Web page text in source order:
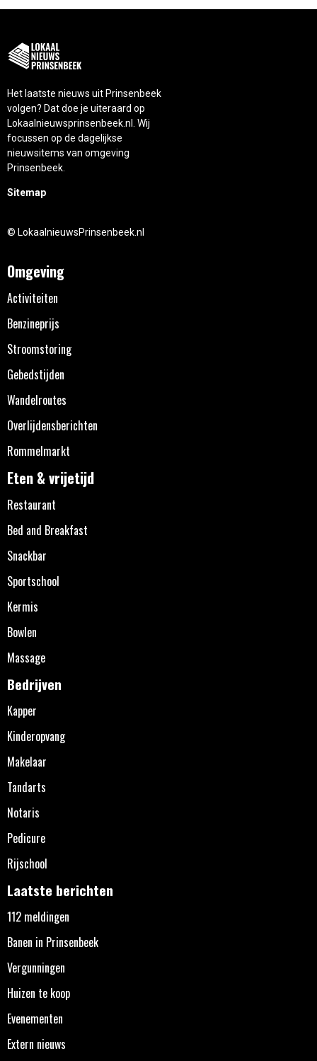
Het laatste nieuws uit Prinsenbeek
volgen? Dat doe je uiteraard op
Lokaalnieuwsprinsenbeek.nl. Wij
focussen op de dagelijkse
nieuwsitems van omgeving
Prinsenbeek.
Sitemap
© LokaalnieuwsPrinsenbeek.nl
Omgeving
Activiteiten
Benzineprijs
Stroomstoring
Gebedstijden
Wandelroutes
Overlijdensberichten
Rommelmarkt
Eten & vrijetijd
Restaurant
Bed and Breakfast
Snackbar
Sportschool
Kermis
Bowlen
Massage
Bedrijven
Kapper
Kinderopvang
Makelaar
Tandarts
Notaris
Pedicure
Rijschool
Laatste berichten
112 meldingen
Banen in Prinsenbeek
Vergunningen
Huizen te koop
Evenementen
Extern nieuws